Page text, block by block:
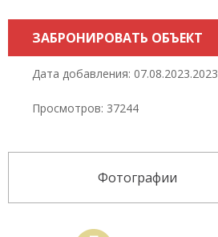
ЗАБРОНИРОВАТЬ ОБЪЕКТ
Дата добавления: 07.08.2023.2023
Просмотров: 37244
Фотографии